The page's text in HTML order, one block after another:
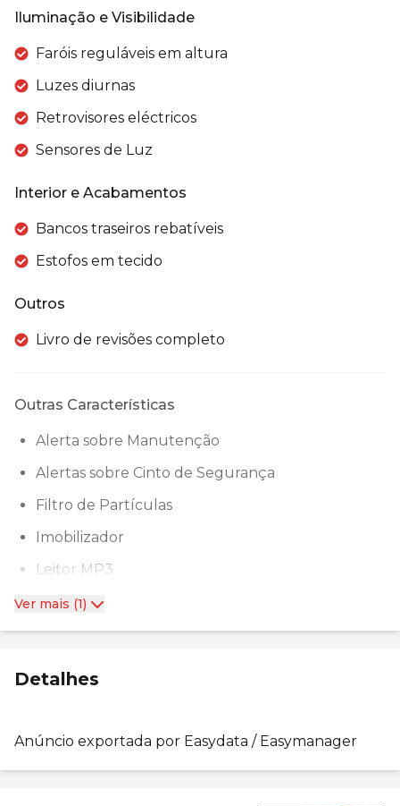
Iluminação e Visibilidade
Faróis reguláveis em altura
Luzes diurnas
Retrovisores eléctricos
Sensores de Luz
Interior e Acabamentos
Bancos traseiros rebatíveis
Estofos em tecido
Outros
Livro de revisões completo
Outras Características
Alerta sobre Manutenção
Alertas sobre Cinto de Segurança
Filtro de Partículas
Imobilizador
Leitor MP3
Ver mais (1)
Detalhes
Anúncio exportada por Easydata / Easymanager